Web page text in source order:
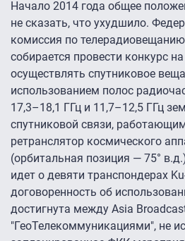
Начало 2014 года общее
не сказать, что ухудшило.
комиссия по
собирается провести конкурс
осуществлять спутниковое
использованием полос
17,3–18,1 ГГц и 11,7–12,5 ГГц
спутниковой связи,
ретранслятор космического
(орбитальная позиция — 75°
идет о девяти транспондерах
договоренность об
достигнута между Asia
"ГеоТелекоммуникациями", не